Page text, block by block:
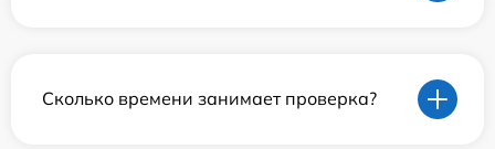
Сколько времени занимает проверка?